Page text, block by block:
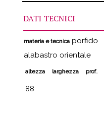
DATI TECNICI
materia e tecnicaporfido
alabastro orientale
altezza larghezza prof.
88